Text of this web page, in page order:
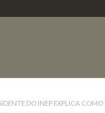
DO INEP EXPLICA